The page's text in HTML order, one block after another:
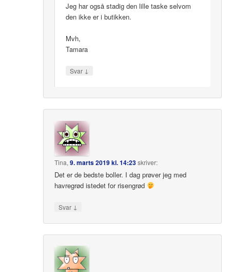
Jeg har også stadig den lille taske selvom
den ikke er i butikken.
Mvh,
Tamara
Svar ↓
Tina,9. marts 2019 kl. 14:23skriver:
Det er de bedste boller. I dag prøver jeg med
havregrød istedet for risengrød
Svar ↓